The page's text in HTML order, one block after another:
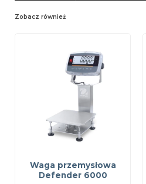
Zobacz również
Waga przemysłowa
Defender 6000